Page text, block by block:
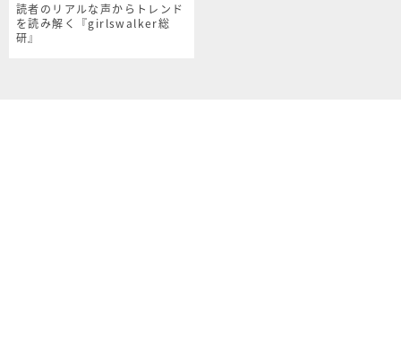
読者のリアルな声からトレンド
を読み解く『girlswalker総
研』